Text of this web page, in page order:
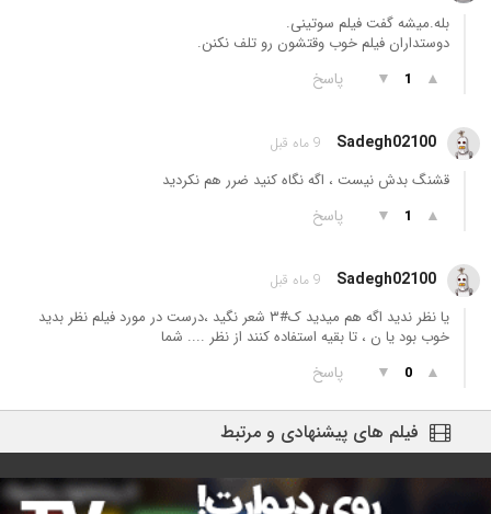
بله.میشه گفت فیلم سوتینی.
دوستداران فیلم خوب وقتشون رو تلف نکنن.
▲
1
▼ پاسخ
Sadegh02100 9 ماه قبل
قشنگ بدش نیست ، اگه نگاه کنید ضرر هم نکردید
▲
1
▼ پاسخ
Sadegh02100 9 ماه قبل
یا نظر ندید اگه هم میدید ک#۳ شعر نگید ،درست در مورد فیلم نظر بدید
خوب بود یا ن ، تا بقیه استفاده کنند از نظر .... شما
▲
0
▼ پاسخ
فیلم های پیشنهادی و مرتبط